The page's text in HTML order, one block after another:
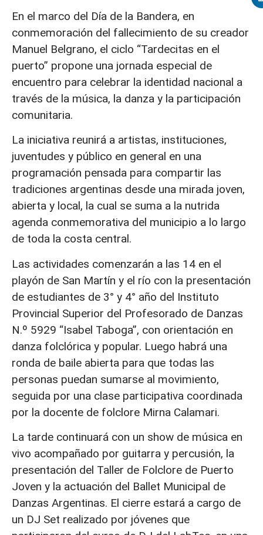
En el marco del Día de la Bandera, en
conmemoración del fallecimiento de su creador
Manuel Belgrano, el ciclo “Tardecitas en el
puerto” propone una jornada especial de
encuentro para celebrar la identidad nacional a
través de la música, la danza y la participación
comunitaria.
La iniciativa reunirá a artistas, instituciones,
juventudes y público en general en una
programación pensada para compartir las
tradiciones argentinas desde una mirada joven,
abierta y local, la cual se suma a la nutrida
agenda conmemorativa del municipio a lo largo
de toda la costa central.
Las actividades comenzarán a las 14 en el
playón de San Martín y el río con la presentación
de estudiantes de 3° y 4° año del Instituto
Provincial Superior del Profesorado de Danzas
N.º 5929 “Isabel Taboga”, con orientación en
danza folclórica y popular. Luego habrá una
ronda de baile abierta para que todas las
personas puedan sumarse al movimiento,
seguida por una clase participativa coordinada
por la docente de folclore Mirna Calamari.
La tarde continuará con un show de música en
vivo acompañado por guitarra y percusión, la
presentación del Taller de Folclore de Puerto
Joven y la actuación del Ballet Municipal de
Danzas Argentinas. El cierre estará a cargo de
un DJ Set realizado por jóvenes que